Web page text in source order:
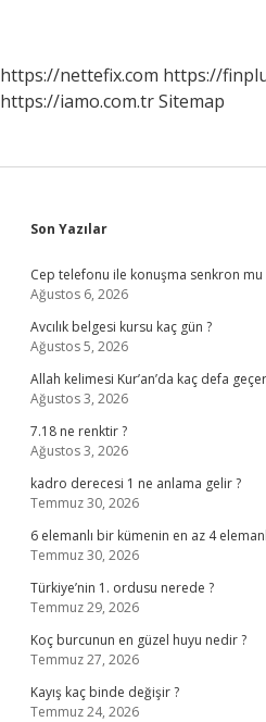
https://nettefix.com https://
https://iamo.com.trSitemap
Sidebar
Son Yazılar
Cep telefonu ile konuşma senkron mu
Ağustos 6, 2026
Avcılık belgesi kursu kaç gün ?
Ağustos 5, 2026
Allah kelimesi Kur’an’da kaç defa
Ağustos 3, 2026
7.18 ne renktir ?
Ağustos 3, 2026
kadro derecesi 1 ne anlama gelir ?
Temmuz 30, 2026
6 elemanlı bir kümenin en az 4
Temmuz 30, 2026
Türkiye’nin 1. ordusu nerede ?
Temmuz 29, 2026
Koç burcunun en güzel huyu nedir ?
Temmuz 27, 2026
Kayış kaç binde değişir ?
Temmuz 24, 2026